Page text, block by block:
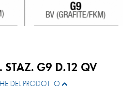
G9 D.12 QV
DEL PRODOTTO